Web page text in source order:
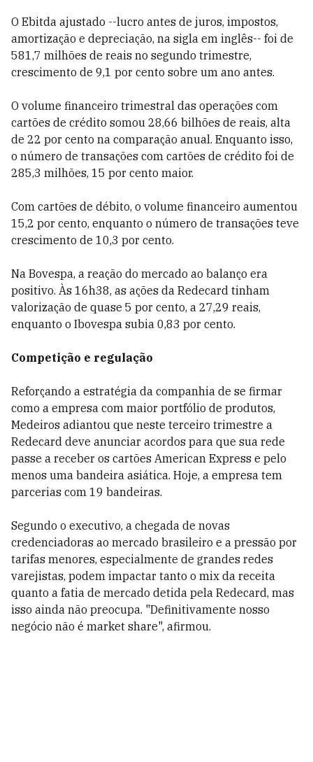
O Ebitda ajustado --lucro antes de juros, impostos,
amortização e depreciação, na sigla em inglês-- foi de
581,7 milhões de reais no segundo trimestre,
crescimento de 9,1 por cento sobre um ano antes.
O volume financeiro trimestral das operações com
cartões de crédito somou 28,66 bilhões de reais, alta
de 22 por cento na comparação anual. Enquanto isso,
o número de transações com cartões de crédito foi de
285,3 milhões, 15 por cento maior.
Com cartões de débito, o volume financeiro aumentou
15,2 por cento, enquanto o número de transações teve
crescimento de 10,3 por cento.
Na Bovespa, a reação do mercado ao balanço era
positivo. Às 16h38, as ações da Redecard tinham
valorização de quase 5 por cento, a 27,29 reais,
enquanto o Ibovespa subia 0,83 por cento.
Competição e regulação
Reforçando a estratégia da companhia de se firmar
como a empresa com maior portfólio de produtos,
Medeiros adiantou que neste terceiro trimestre a
Redecard deve anunciar acordos para que sua rede
passe a receber os cartões American Express e pelo
menos uma bandeira asiática. Hoje, a empresa tem
parcerias com 19 bandeiras.
Segundo o executivo, a chegada de novas
credenciadoras ao mercado brasileiro e a pressão por
tarifas menores, especialmente de grandes redes
varejistas, podem impactar tanto o mix da receita
quanto a fatia de mercado detida pela Redecard, mas
isso ainda não preocupa. "Definitivamente nosso
negócio não é market share", afirmou.